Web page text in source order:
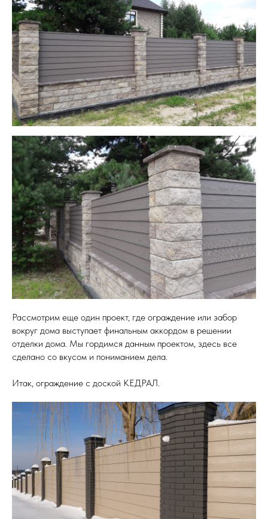
Рассмотрим еще один проект, где ограждение или забор
вокруг дома выступает финальным аккордом в решении
отделки дома. Мы гордимся данным проектом, здесь все
сделано со вкусом и пониманием дела.
Итак, ограждение с доской КЕДРАЛ.